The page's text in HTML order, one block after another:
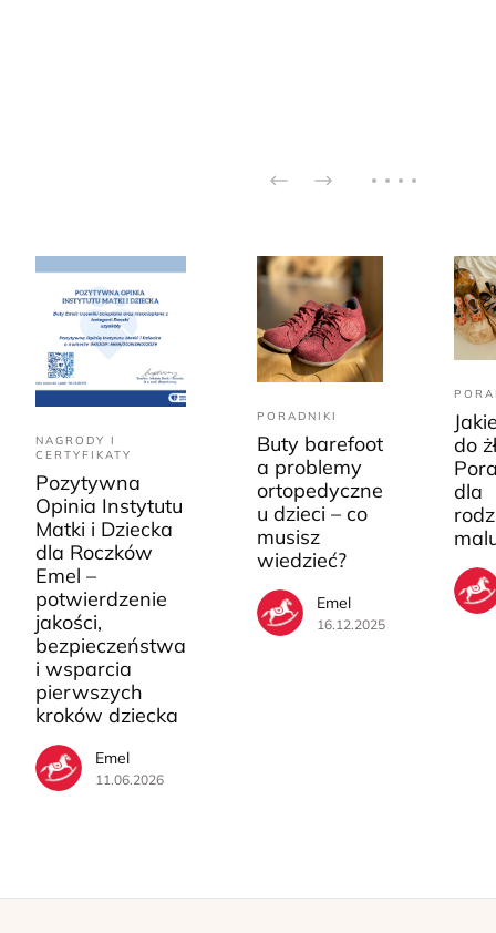
NAGRODY I
CERTYFIKATY
Pozytywna
Opinia Instytutu
Matki i Dziecka
dla Roczków
Emel –
potwierdzenie
jakości,
bezpieczeństwa
i wsparcia
pierwszych
kroków dziecka
Emel
11.06.2026
PORADNIKI
Buty barefoot
a problemy
ortopedyczne
u dzieci – co
musisz
wiedzieć?
Emel
16.12.2025
do
dla